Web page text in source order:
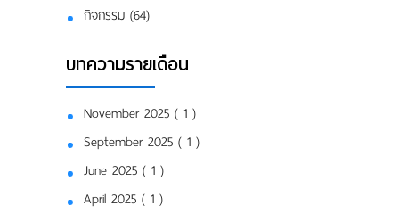
กิจกรรม (64)
บทความรายเดือน
November 2025 ( 1 )
September 2025 ( 1 )
June 2025 ( 1 )
April 2025 ( 1 )